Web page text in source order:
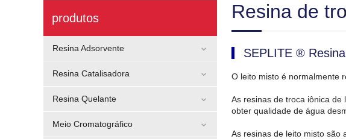
produtos
Resina Adsorvente
Resina Catalisadora
Resina Quelante
Meio Cromatográfico
Resina de
SEPLITE ®
O leito misto é normalmente
As resinas de troca iônica
obter qualidade de água
As resinas de leito misto são